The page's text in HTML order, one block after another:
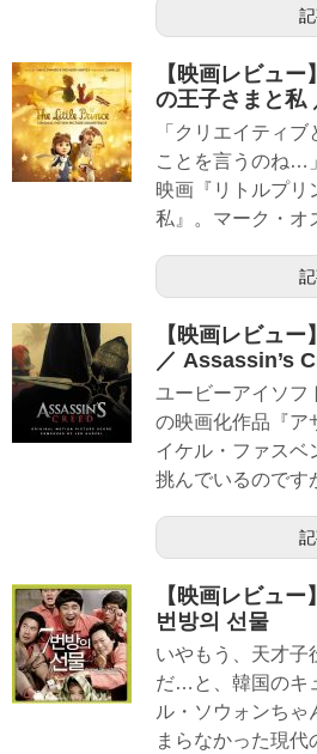
【映画レビュ
の王子さまと
「クリエイティ
ことを言うのね…
映画『リトルプリ
私』。マーク・オ
【映画レビュ
／ Assassin’s
ユービーアイソフ
の映画化作品『ア
イケル・ファスベ
挑んでいるのです
【映画レビュ
번방의 선물
いやもう、天才子
だ…と、韓国のキ
ル・ソウォンちゃ
まらなかった現代